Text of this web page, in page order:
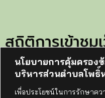
นโยบายการคุ้มครอง
บริหารส่วนตำบลโพธิ์
เพื่อประโยชน์ในการรักษาค
สถิติการเข้าชม
ทั้งหมด:
วันนี้:
เมื่อวาน: